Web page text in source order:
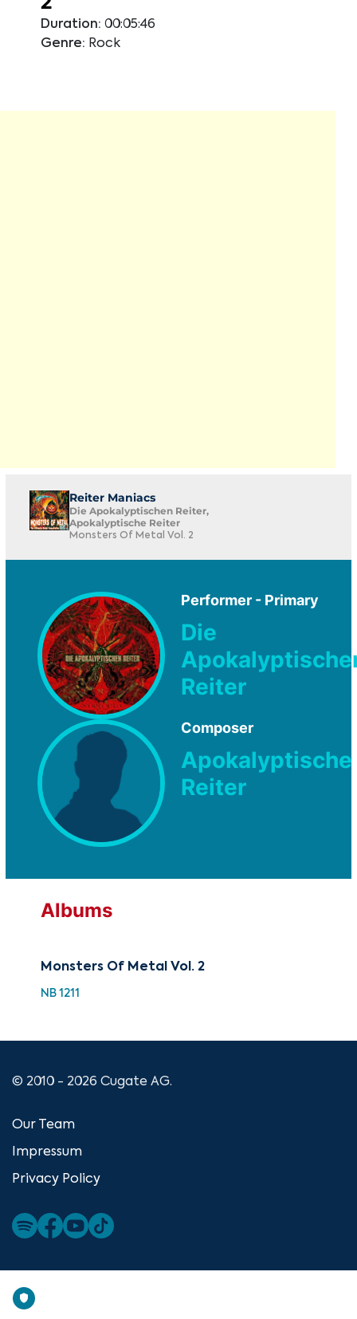
Duration: 00:05:46
Genre: Rock
Reiter Maniacs
Die Apokalyptischen Reiter,
Apokalyptische Reiter
Monsters Of Metal Vol. 2
Performer - Primary
Die
Reiter
Composer
Apokalyptische
Reiter
Albums
Monsters Of Metal Vol. 2
NB 1211
© 2010 - 2026 Cugate AG.
Our Team
Impressum
Privacy Policy